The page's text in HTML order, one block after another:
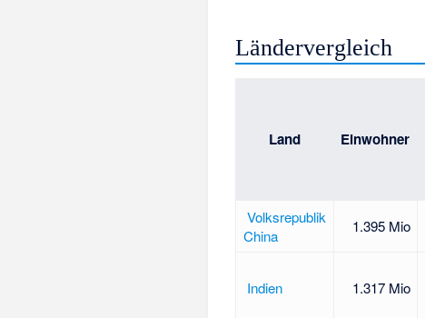
Ländervergleich
Land Einwohner
Volksrepublik
China
1.395 Mio
Indien 1.317 Mio